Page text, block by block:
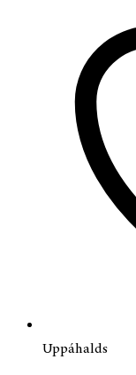
Uppáhalds